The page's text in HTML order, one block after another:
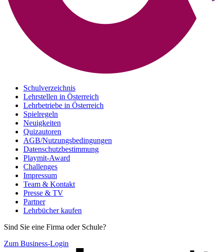
Schulverzeichnis
Lehrstellen in Österreich
Lehrbetriebe in Österreich
Spielregeln
Neuigkeiten
Quizautoren
AGB/Nutzungsbedingungen
Datenschutzbestimmung
Playmit-Award
Challenges
Impressum
Team & Kontakt
Presse & TV
Partner
Lehrbücher kaufen
Sind Sie eine Firma oder Schule?
Zum Business-Login